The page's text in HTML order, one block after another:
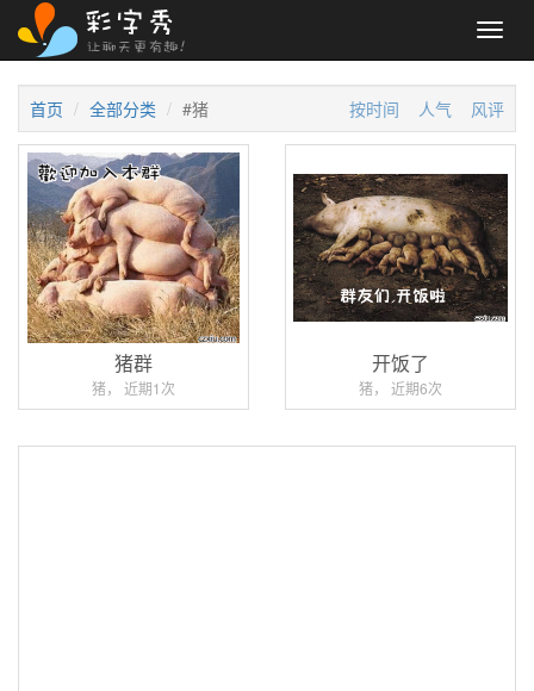
首页 全部分类 #猪 按时间 人气 风评
猪群
猪， 近期1次
开饭了
猪， 近期6次